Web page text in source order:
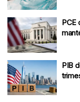
PCE
PIB